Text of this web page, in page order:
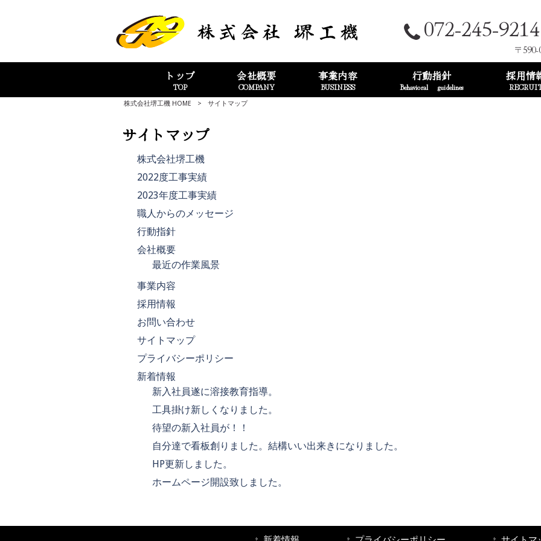
072-245-9214
〒
トップ
TOP
会社概要
COMPANY
事業内容
BUSINESS
行動指針
Behavioral guidelines
採用情
株式会社堺工機 HOME > サイトマップ
サイトマップ
株式会社堺工機
2022度工事実績
2023年度工事実績
職人からのメッセージ
行動指針
会社概要
最近の作業風景
事業内容
採用情報
お問い合わせ
サイトマップ
プライバシーポリシー
新着情報
新入社員遂に溶接教育指導。
工具掛け新しくなりました。
待望の新入社員が！！
自分達で看板創りました。結構いい出来きになりました。
HP更新しました。
ホームページ開設致しました。